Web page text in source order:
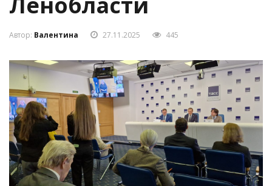
Ленобласти
Автор:Валентина 27.11.2025 445